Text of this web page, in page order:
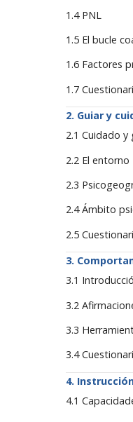
1.4 PNL
1.5 El bucle
1.6 Factores
1.7
Guiar y
2.1 Cuidado y
2.2 El entorno
2.3
2.4 Ámbito
2.5
3.1
3.2
3.3
3.4
4.1